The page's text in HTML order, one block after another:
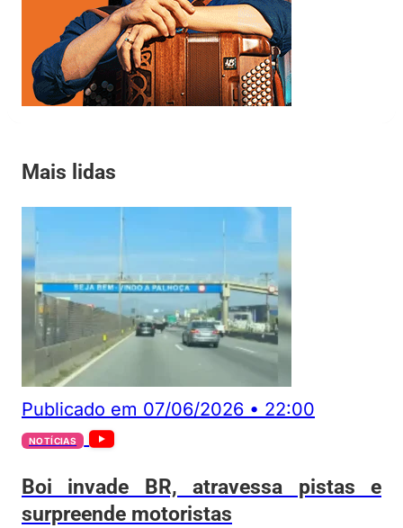
Mais lidas
Publicado em 07/06/2026 • 22:00
NOTÍCIAS
Boi invade BR, atravessa pistas e
surpreende motoristas